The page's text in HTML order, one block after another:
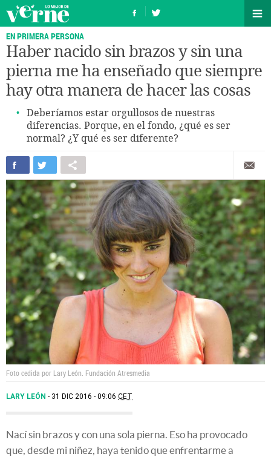
EN PRIMERA PERSONA
Haber nacido sin brazos y sin una
pierna me ha enseñado que siempre
hay otra manera de hacer las cosas
Deberíamos estar orgullosos de nuestras
diferencias. Porque, en el fondo, ¿qué es ser
normal? ¿Y qué es ser diferente?
Foto cedida por Lary León. Fundación Atresmedia
LARY LEÓN 31 DIC 2016 - 09:06 CET
Nací sin brazos y con una sola pierna. Eso ha provocado
que, desde mi niñez, haya tenido que enfrentarme a